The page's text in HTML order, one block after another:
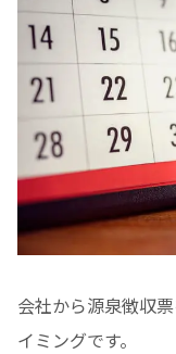
会社から源泉徴収
イミングです。